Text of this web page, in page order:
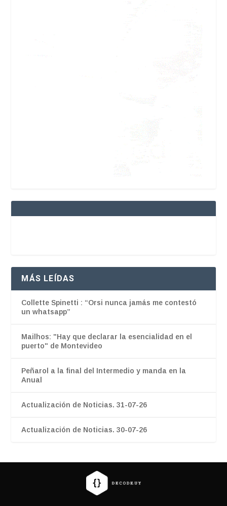
MÁS LEÍDAS
Collette Spinetti : “Orsi nunca jamás me contestó
un whatsapp”
Mailhos: "Hay que declarar la esencialidad en el
puerto" de Montevideo
Peñarol a la final del Intermedio y manda en la
Anual
Actualización de Noticias. 31-07-26
Actualización de Noticias. 30-07-26